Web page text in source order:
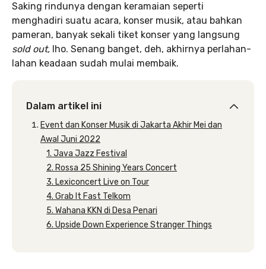
Saking rindunya dengan keramaian seperti
menghadiri suatu acara, konser musik, atau bahkan
pameran, banyak sekali tiket konser yang langsung
sold out, lho. Senang banget, deh, akhirnya perlahan-
lahan keadaan sudah mulai membaik.
Dalam artikel ini
Event dan Konser Musik di Jakarta Akhir Mei dan
Awal Juni 2022
1. Java Jazz Festival
2. Rossa 25 Shining Years Concert
3. Lexiconcert Live on Tour
4. Grab It Fast Telkom
5. Wahana KKN di Desa Penari
6. Upside Down Experience Stranger Things